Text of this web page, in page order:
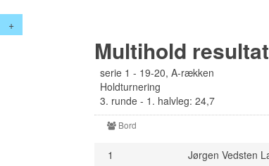
+
Multihold
serie 1 - 19-20, A-rækken
Holdturnering
3. runde - 1. halvleg: 24,7
Bord
1
Jørgen Vedsten